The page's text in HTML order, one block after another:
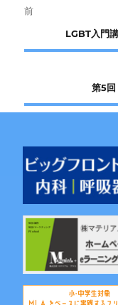
投
ビ
ー
シ
ョ
前
の
LGBT入門
の
稿:
第5